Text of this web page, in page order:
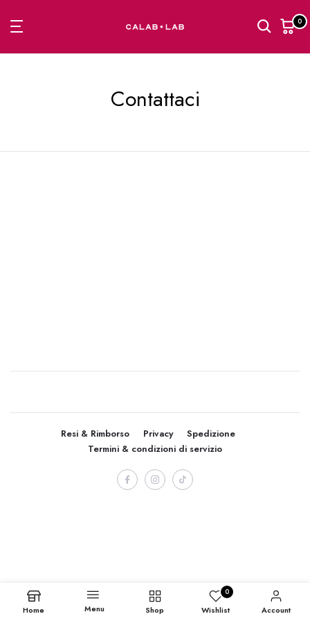
al
0
Contattaci
Resi & Rimborso Privacy
Spedizione
Termini & condizioni di servizio
Home Menu Shop
0
Wishlist Account